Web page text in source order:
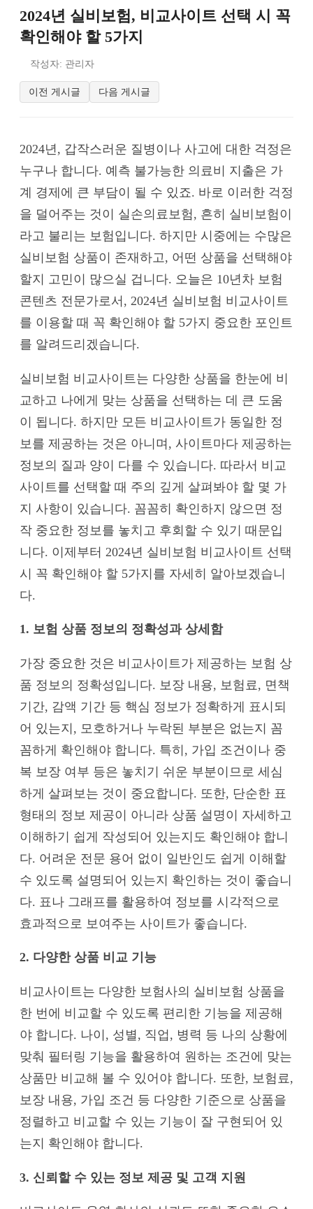
2024년 실비보험, 비교사이트 선택 시 꼭
확인해야 할 5가지
작성자: 관리자
이전 게시글 다음 게시글
2024년, 갑작스러운 질병이나 사고에 대한 걱정은
누구나 합니다. 예측 불가능한 의료비 지출은 가
계 경제에 큰 부담이 될 수 있죠. 바로 이러한 걱정
을 덜어주는 것이 실손의료보험, 흔히 실비보험이
라고 불리는 보험입니다. 하지만 시중에는 수많은
실비보험 상품이 존재하고, 어떤 상품을 선택해야
할지 고민이 많으실 겁니다. 오늘은 10년차 보험
콘텐츠 전문가로서, 2024년 실비보험 비교사이트
를 이용할 때 꼭 확인해야 할 5가지 중요한 포인트
를 알려드리겠습니다.
실비보험 비교사이트는 다양한 상품을 한눈에 비
교하고 나에게 맞는 상품을 선택하는 데 큰 도움
이 됩니다. 하지만 모든 비교사이트가 동일한 정
보를 제공하는 것은 아니며, 사이트마다 제공하는
정보의 질과 양이 다를 수 있습니다. 따라서 비교
사이트를 선택할 때 주의 깊게 살펴봐야 할 몇 가
지 사항이 있습니다. 꼼꼼히 확인하지 않으면 정
작 중요한 정보를 놓치고 후회할 수 있기 때문입
니다. 이제부터 2024년 실비보험 비교사이트 선택
시 꼭 확인해야 할 5가지를 자세히 알아보겠습니
다.
1. 보험 상품 정보의 정확성과 상세함
가장 중요한 것은 비교사이트가 제공하는 보험 상
품 정보의 정확성입니다. 보장 내용, 보험료, 면책
기간, 감액 기간 등 핵심 정보가 정확하게 표시되
어 있는지, 모호하거나 누락된 부분은 없는지 꼼
꼼하게 확인해야 합니다. 특히, 가입 조건이나 중
복 보장 여부 등은 놓치기 쉬운 부분이므로 세심
하게 살펴보는 것이 중요합니다. 또한, 단순한 표
형태의 정보 제공이 아니라 상품 설명이 자세하고
이해하기 쉽게 작성되어 있는지도 확인해야 합니
다. 어려운 전문 용어 없이 일반인도 쉽게 이해할
수 있도록 설명되어 있는지 확인하는 것이 좋습니
다. 표나 그래프를 활용하여 정보를 시각적으로
효과적으로 보여주는 사이트가 좋습니다.
2. 다양한 상품 비교 기능
비교사이트는 다양한 보험사의 실비보험 상품을
한 번에 비교할 수 있도록 편리한 기능을 제공해
야 합니다. 나이, 성별, 직업, 병력 등 나의 상황에
맞춰 필터링 기능을 활용하여 원하는 조건에 맞는
상품만 비교해 볼 수 있어야 합니다. 또한, 보험료,
보장 내용, 가입 조건 등 다양한 기준으로 상품을
정렬하고 비교할 수 있는 기능이 잘 구현되어 있
는지 확인해야 합니다.
3. 신뢰할 수 있는 정보 제공 및 고객 지원